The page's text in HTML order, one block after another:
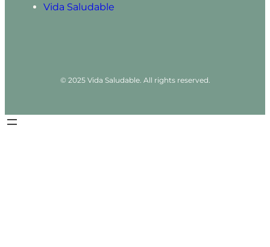
Vida Saludable
© 2025 Vida Saludable. All rights reserved.